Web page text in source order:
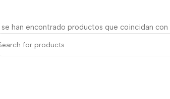
se han encontrado productos que coincidan con